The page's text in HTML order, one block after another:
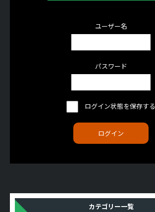
ユーザー名
パスワード
ログイン状態を保存する
カテゴリー一覧